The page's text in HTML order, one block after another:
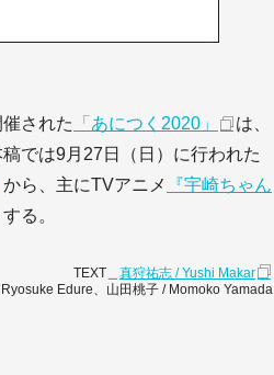
された 「あにつく2020」
は、
では9月27日（日）に行われた
から、主にTVアニメ
『宇崎ちゃん
る。
TEXT＿ 真狩祐志 / Yushi Makar
Edure、山田桃子 / Momoko Yamada